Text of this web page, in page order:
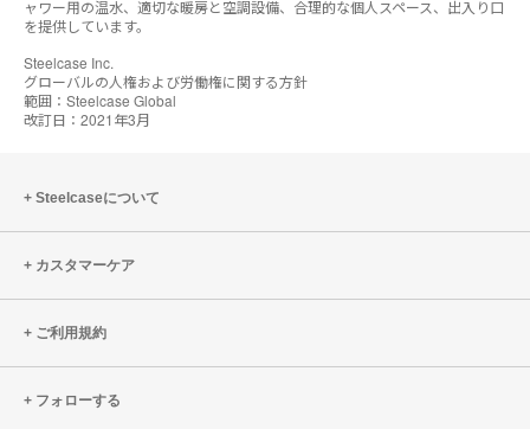
ャワー用の温水、適切な暖房と空調設備、合理的な個人スペース、出入り口
を提供しています。
Steelcase Inc.
グローバルの人権および労働権に関する方針
範囲：Steelcase Global
改訂日：2021年3月
Steelcaseについて
カスタマーケア
ご利用規約
フォローする